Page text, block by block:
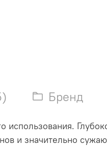
Бренд
и значительно